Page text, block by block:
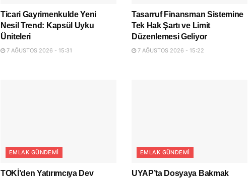
Ticari Gayrimenkulde Yeni
Nesil Trend: Kapsül Uyku
Üniteleri
7 AĞUSTOS 2026 - 15:31
Tasarruf Finansman Sistemine
Tek Hak Şartı ve Limit
Düzenlemesi Geliyor
7 AĞUSTOS 2026 - 15:22
EMLAK GÜNDEMI
TOKİ’den Yatırımcıya Dev
EMLAK GÜNDEMI
UYAP’ta Dosyaya Bakmak